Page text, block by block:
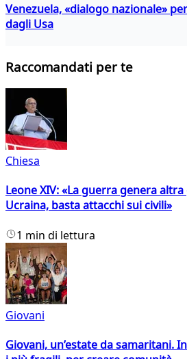
Venezuela, «dialogo nazionale»
dagli Usa
Raccomandati per te
Chiesa
Leone XIV: «La guerra genera
Ucraina, basta attacchi sui civili»
1 min di lettura
Giovani
Giovani, un’estate da samaritani.